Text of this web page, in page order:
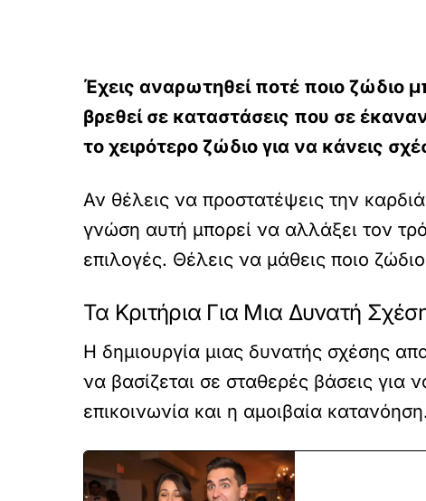
Έχεις αναρωτηθεί ποτέ ποιο ζώδιο
βρεθεί σε καταστάσεις που σε
το χειρότερο ζώδιο για να κάνεις
Αν θέλεις να προστατέψεις την
γνώση αυτή μπορεί να αλλάξει τον
επιλογές. Θέλεις να μάθεις ποιο
Τα Κριτήρια Για Μια Δυνατή
Η δημιουργία μιας δυνατής σχέσης
να βασίζεται σε σταθερές βάσεις για
επικοινωνία και η αμοιβαία